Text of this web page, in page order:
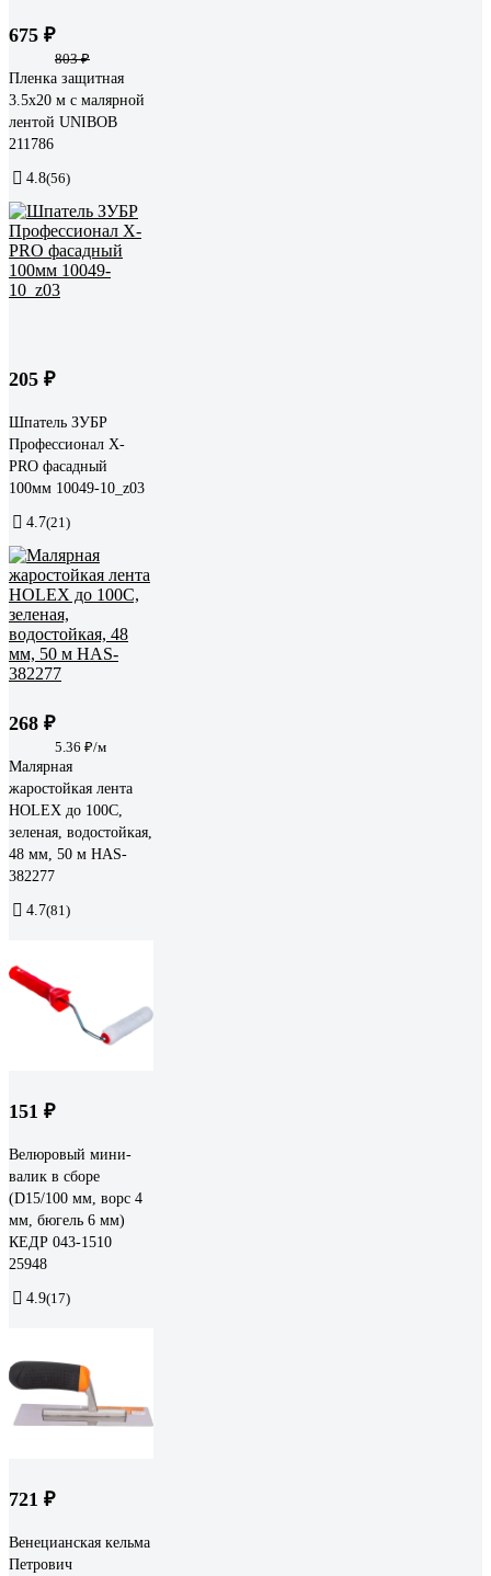
675 ₽
803 ₽
Пленка защитная
3.5х20 м с малярной
лентой UNIBOB
211786
4.8(56)
205 ₽
Шпатель ЗУБР
Профессионал X-
PRO фасадный
100мм 10049-10_z03
4.7(21)
268 ₽
5.36 ₽/м
Малярная
жаростойкая лента
HOLEX до 100С,
зеленая, водостойкая,
48 мм, 50 м HAS-
382277
4.7(81)
151 ₽
Велюровый мини-
валик в сборе
(D15/100 мм, ворс 4
мм, бюгель 6 мм)
КЕДР 043-1510
25948
4.9(17)
721 ₽
Венецианская кельма
Петрович